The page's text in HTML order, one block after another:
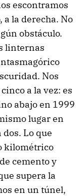
escontramos
la derecha. No
obstáculo.
linternas
Nos
a la vez: es
abajo en 1999
lugar en
Lo que
kilométrico
cemento y
supera la
en un túnel,